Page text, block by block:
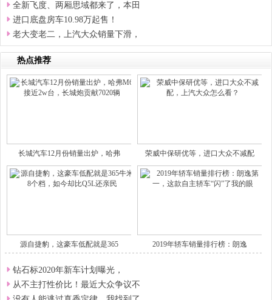
全新飞度、两厢思域都来了，本田
进口底盘房车10.98万起售！
老大变老二，上汽大众销量下滑，
热点推荐
长城汽车12月份销量出炉，哈弗 荣威中保研优等，进口大众不减配
源自捷豹，这豪车低配就是365 2019年轿车销量排行榜：朗逸
钻石标2020年新车计划曝光，
从不主打性价比！最近大众争议不